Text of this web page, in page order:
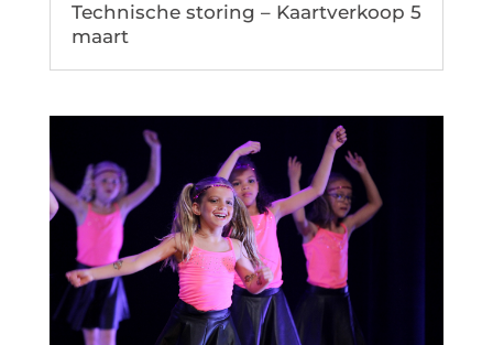
Technische storing – Kaartverkoop 5
maart